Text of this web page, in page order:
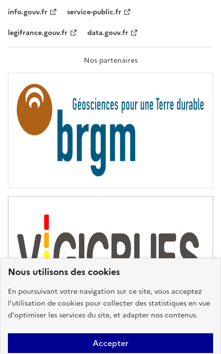
Nous utilisons des cookies
En poursuivant votre navigation sur ce site, vous acceptez
l’utilisation de cookies pour collecter des statistiques en vue
d'optimiser les services du site, et adapter nos contenus.
Accepter
F
A
T
R
T
É
info.gouv.fr
service-public.fr
legifrance.gouv.fr
data.gouv.fr
Nos partenaires